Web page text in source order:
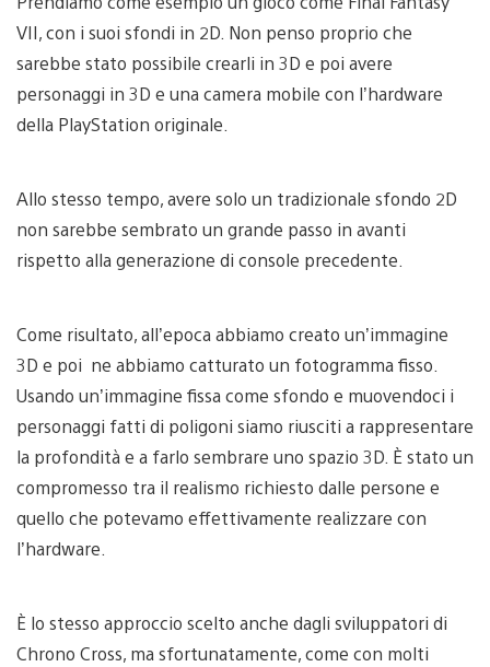
VII, con i suoi sfondi in 2D. Non penso proprio che
sarebbe stato possibile crearli in 3D e poi avere
personaggi in 3D e una camera mobile con l’hardware
della PlayStation originale.
Allo stesso tempo, avere solo un tradizionale sfondo 2D
non sarebbe sembrato un grande passo in avanti
rispetto alla generazione di console precedente.
Come risultato, all’epoca abbiamo creato un’immagine
3D e poi ne abbiamo catturato un fotogramma fisso.
Usando un’immagine fissa come sfondo e muovendoci i
personaggi fatti di poligoni siamo riusciti a rappresentare
la profondità e a farlo sembrare uno spazio 3D. È stato un
compromesso tra il realismo richiesto dalle persone e
quello che potevamo effettivamente realizzare con
l’hardware.
È lo stesso approccio scelto anche dagli sviluppatori di
Chrono Cross, ma sfortunatamente, come con molti